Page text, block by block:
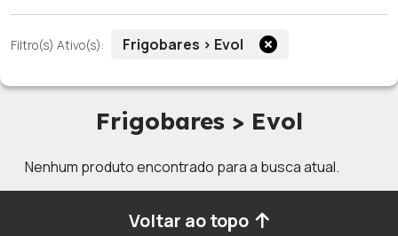
Filtro(s) Ativo(s): Frigobares > Evol
Frigobares > Evol
Nenhum produto encontrado para a busca atual.
Voltar ao topo